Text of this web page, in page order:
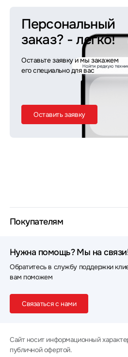
Персональный
заказ? - легко!
Оставьте заявку и мы закажем
его специально для вас
Оставить заявку
Покупателям
Нужна помощь? Мы на
Обратитесь в службу поддержки
вам поможем
Связаться с нами
Сайт носит информационный
публичной офертой.